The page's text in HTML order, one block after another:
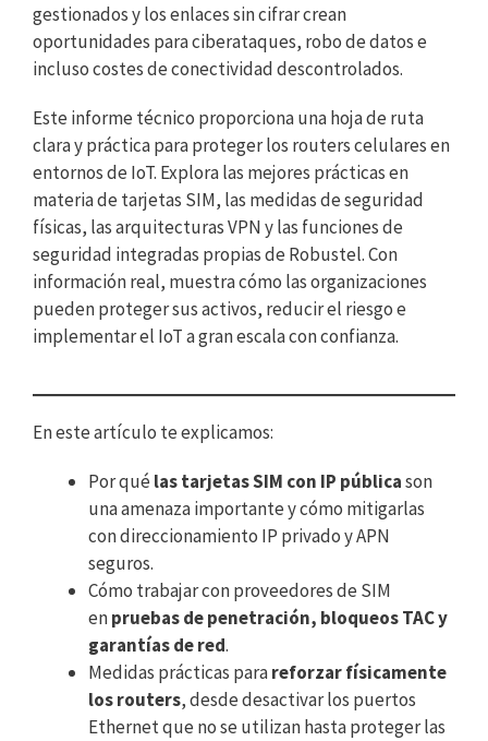
gestionados y los enlaces sin cifrar crean
oportunidades para ciberataques, robo de datos e
incluso costes de conectividad descontrolados.
Este informe técnico proporciona una hoja de ruta
clara y práctica para proteger los routers celulares en
entornos de IoT. Explora las mejores prácticas en
materia de tarjetas SIM, las medidas de seguridad
físicas, las arquitecturas VPN y las funciones de
seguridad integradas propias de Robustel. Con
información real, muestra cómo las organizaciones
pueden proteger sus activos, reducir el riesgo e
implementar el IoT a gran escala con confianza.
En este artículo te explicamos:
Por qué las tarjetas SIM con IP públicason
una amenaza importante y cómo mitigarlas
con direccionamiento IP privado y APN
seguros.
Cómo trabajar con proveedores de SIM
enpruebas de penetración, bloqueos TAC y
garantías de red.
Medidas prácticas parareforzar físicamente
los routers, desde desactivar los puertos
Ethernet que no se utilizan hasta proteger las